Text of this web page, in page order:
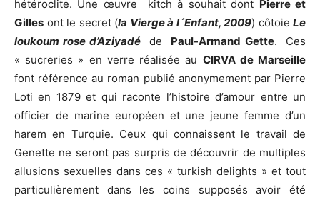
hétéroclite. Une œuvre kitch à souhait dont Pierre et
Gilles ont le secret (la Vierge à l´Enfant, 2009) côtoie Le
loukoum rose d’Aziyadé
de Paul-Armand Gette. Ces
« sucreries » en verre réalisée au CIRVA de Marseille
font référence au roman publié anonymement par Pierre
Loti en 1879 et qui raconte l’histoire d’amour entre un
officier de marine européen et une jeune femme d’un
harem en Turquie. Ceux qui connaissent le travail de
Genette ne seront pas surpris de découvrir de multiples
allusions sexuelles dans ces « turkish delights » et tout
particulièrement dans les coins supposés avoir été